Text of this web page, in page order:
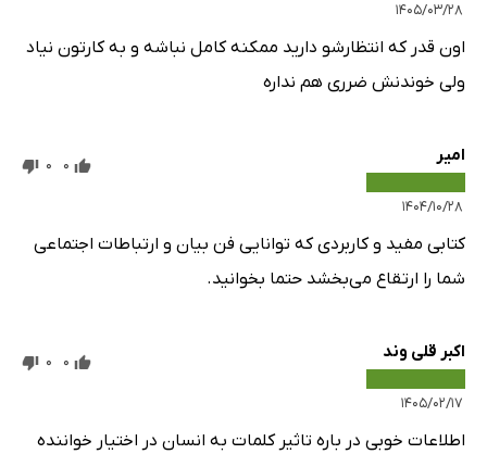
۱۴۰۵/۰۳/۲۸
اون قدر که انتظارشو دارید ممکنه کامل نباشه و به کارتون نیاد
ولی خوندنش ضرری هم نداره
امیر
۱۴۰۴/۱۰/۲۸
0
0
کتابی مفید و کاربردی که توانایی فن بیان و ارتباطات اجتماعی
شما را ارتقاع می‌بخشد حتما بخوانید.
اکبر قلی وند
۱۴۰۵/۰۲/۱۷
0
0
اطلاعات خوبی در باره تاثیر کلمات به انسان در اختیار خواننده